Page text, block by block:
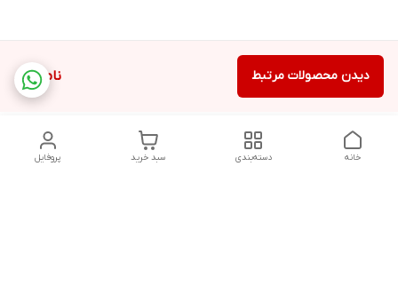
ناموجود دیدن محصولات مرتبط
پروفایل سبد خرید دسته‌بندی خانه